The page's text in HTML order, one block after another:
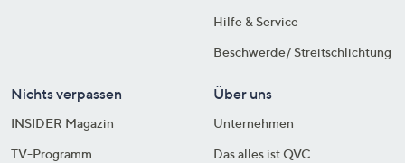
Hilfe & Service
Beschwerde/ Streitschlichtung
Nichts verpassen
INSIDER Magazin
TV-Programm
Über uns
Unternehmen
Das alles ist QVC